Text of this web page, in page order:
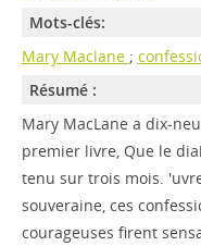
Mots-clés:
Mary Maclane ;
Résumé :
Mary MacLane a dix-
premier livre, Que le
tenu sur trois mois.
souveraine, ces
courageuses firent